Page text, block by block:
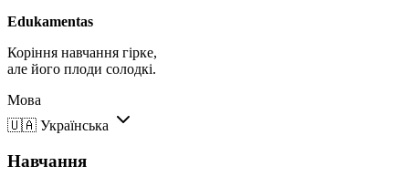
Edukamentas
Коріння навчання гірке,
але його плоди солодкі.
Мова
🇺🇦 Українська
Навчання